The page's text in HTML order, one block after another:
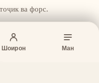
Шоирон Ман
ва форс.